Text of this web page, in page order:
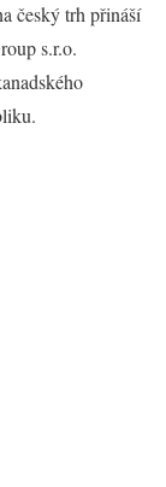
český trh přináší
s.r.o.